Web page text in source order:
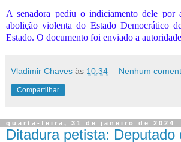
A senadora pediu o indiciamento dele por
abolição violenta do Estado Democrático
Estado. O documento foi enviado a
Vladimir Chaves às 10:34 Nenhum
Compartilhar
quarta-feira, 31 de janeiro de 2024
Ditadura petista: Deputado